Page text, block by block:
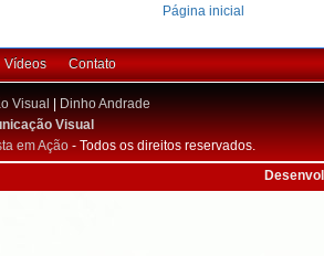
Página inicial
Vídeos Contato
Visual
Dinho Andrade
Visual
em Ação - Todos os direitos reservados.